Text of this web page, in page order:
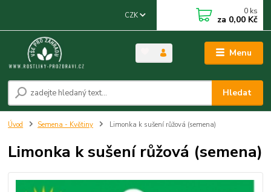
Menu
CZK
Hledat
0 ks
za 0,00 Kč
Úvod Semena - Květiny Limonka k sušení růžová (semena)
Limonka k sušení růžová (semena)